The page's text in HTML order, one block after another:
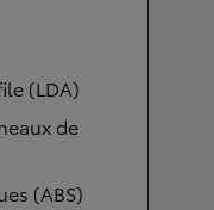
(LDA)
de
(ABS)